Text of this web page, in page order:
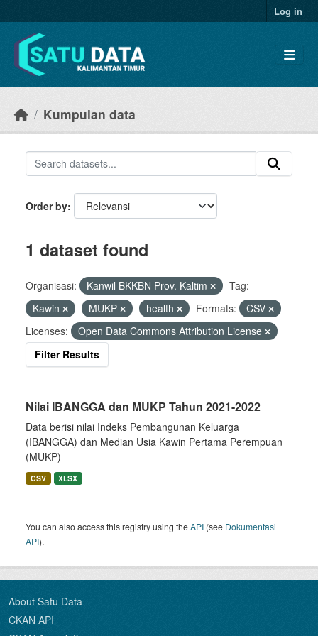
Log in
Kumpulan data
Order by
1 dataset found
Organisasi: Kanwil BKKBN Prov. Kaltim
Tag:
Kawin
MUKP health Formats:
CSV
Licenses:
Open Data Commons Attribution License
Filter Results
Nilai IBANGGA dan MUKP Tahun 2021-2022
Data berisi nilai Indeks Pembangunan Keluarga
(IBANGGA) dan Median Usia Kawin Pertama Perempuan
(MUKP)
CSV XLSX
You can also access this registry using theAPI (see Dokumentasi
API).
About Satu Data
CKAN API